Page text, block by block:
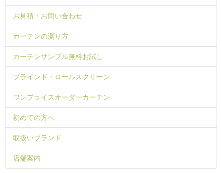
お見積・お問い合わせ
カーテンの測り方
カーテンサンプル無料お試し
ブラインド・ロールスクリーン
ワンプライスオーダーカーテン
初めての方へ
取扱いブランド
店舗案内